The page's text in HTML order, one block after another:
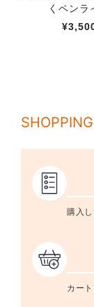
くペンラ
購入
カー